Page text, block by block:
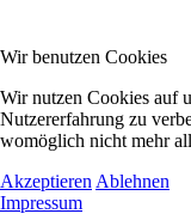
Wir benutzen Cookies
Wir nutzen Cookies auf
Nutzererfahrung zu
womöglich nicht mehr
Akzeptieren Ablehnen
Impressum